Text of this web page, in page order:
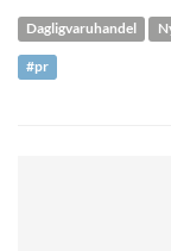
Dagligvaruhandel
#pr